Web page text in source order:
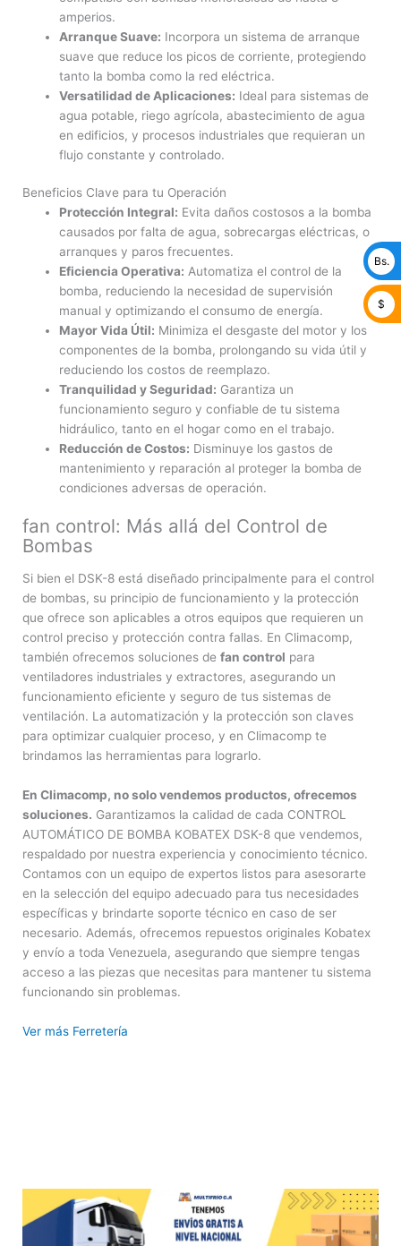
amperios.
Arranque Suave: Incorpora un sistema de arranque
suave que reduce los picos de corriente, protegiendo
tanto la bomba como la red eléctrica.
Versatilidad de Aplicaciones: Ideal para sistemas de
agua potable, riego agrícola, abastecimiento de agua
en edificios, y procesos industriales que requieran un
flujo constante y controlado.
Beneficios Clave para tu Operación
Protección Integral: Evita daños costosos a la bomba
causados por falta de agua, sobrecargas eléctricas, o
arranques y paros frecuentes.
Eficiencia Operativa: Automatiza el control de la
bomba, reduciendo la necesidad de supervisión
manual y optimizando el consumo de energía.
Mayor Vida Útil: Minimiza el desgaste del motor y los
componentes de la bomba, prolongando su vida útil y
reduciendo los costos de reemplazo.
Tranquilidad y Seguridad: Garantiza un
funcionamiento seguro y confiable de tu sistema
hidráulico, tanto en el hogar como en el trabajo.
Reducción de Costos: Disminuye los gastos de
mantenimiento y reparación al proteger la bomba de
condiciones adversas de operación.
fan control: Más allá del Control de
Bombas
Si bien el DSK-8 está diseñado principalmente para el control
de bombas, su principio de funcionamiento y la protección
que ofrece son aplicables a otros equipos que requieren un
control preciso y protección contra fallas. En Climacomp,
también ofrecemos soluciones de fan control para
ventiladores industriales y extractores, asegurando un
funcionamiento eficiente y seguro de tus sistemas de
ventilación. La automatización y la protección son claves
para optimizar cualquier proceso, y en Climacomp te
brindamos las herramientas para lograrlo.
En Climacomp, no solo vendemos productos, ofrecemos
soluciones. Garantizamos la calidad de cada CONTROL
AUTOMÁTICO DE BOMBA KOBATEX DSK-8 que vendemos,
respaldado por nuestra experiencia y conocimiento técnico.
Contamos con un equipo de expertos listos para asesorarte
en la selección del equipo adecuado para tus necesidades
específicas y brindarte soporte técnico en caso de ser
necesario. Además, ofrecemos repuestos originales Kobatex
y envío a toda Venezuela, asegurando que siempre tengas
acceso a las piezas que necesitas para mantener tu sistema
funcionando sin problemas.
Ver más Ferretería
Bs.
$